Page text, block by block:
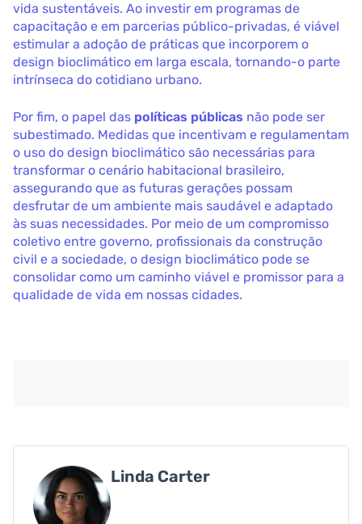
vida sustentáveis. Ao investir em programas de
capacitação e em parcerias público-privadas, é viável
estimular a adoção de práticas que incorporem o
design bioclimático em larga escala, tornando-o parte
intrínseca do cotidiano urbano.
Por fim, o papel das políticas públicas não pode ser
subestimado. Medidas que incentivam e regulamentam
o uso do design bioclimático são necessárias para
transformar o cenário habitacional brasileiro,
assegurando que as futuras gerações possam
desfrutar de um ambiente mais saudável e adaptado
às suas necessidades. Por meio de um compromisso
coletivo entre governo, profissionais da construção
civil e a sociedade, o design bioclimático pode se
consolidar como um caminho viável e promissor para a
qualidade de vida em nossas cidades.
Linda Carter